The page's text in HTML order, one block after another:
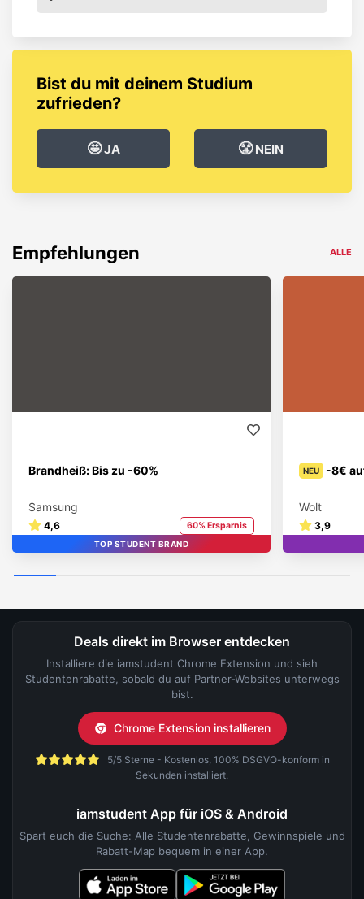
Bist du mit deinem Studium
zufrieden?
🤩JA 😤NEIN
Empfehlungen ALLE
Brandheiß: Bis zu -60%
Samsung
4,6 60% Ersparnis
TOP STUDENT BRAND
NEU -8€
Wolt
3,9
Deals direkt im Browser entdecken
Installiere die iamstudent Chrome Extension und sieh
Studentenrabatte, sobald du auf Partner-Websites unterwegs
bist.
Chrome Extension installieren
5/5 Sterne - Kostenlos, 100% DSGVO-konform in
Sekunden installiert.
iamstudent App für iOS & Android
Spart euch die Suche: Alle Studentenrabatte, Gewinnspiele und
Rabatt-Map bequem in einer App.